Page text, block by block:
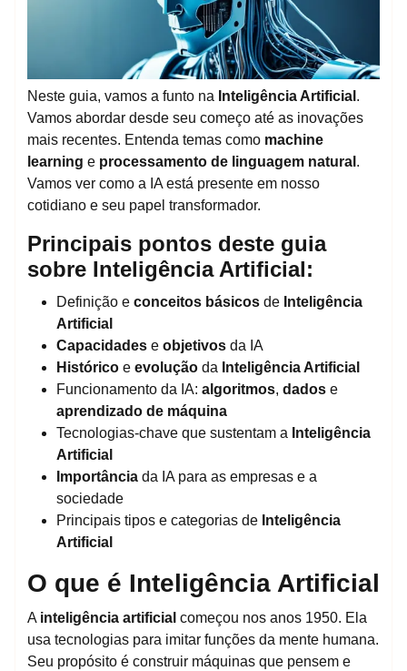
Neste guia, vamos a funto na Inteligência Artificial .
Vamos abordar desde seu começo até as inovações
mais recentes. Entenda temas como machine
learning e processamento de linguagem natural .
Vamos ver como a IA está presente em nosso
cotidiano e seu papel transformador.
Principais pontos deste guia
sobre Inteligência Artificial:
Definição e conceitos básicos de Inteligência
Artificial
Capacidades e objetivos da IA
Histórico e evolução da Inteligência Artificial
Funcionamento da IA: algoritmos, dados e
aprendizado de máquina
Tecnologias-chave que sustentam a Inteligência
Artificial
Importância da IA para as empresas e a
sociedade
Principais tipos e categorias de Inteligência
Artificial
O que é Inteligência Artificial
A inteligência artificial começou nos anos 1950. Ela
usa tecnologias para imitar funções da mente humana.
Seu propósito é construir máquinas que pensem e